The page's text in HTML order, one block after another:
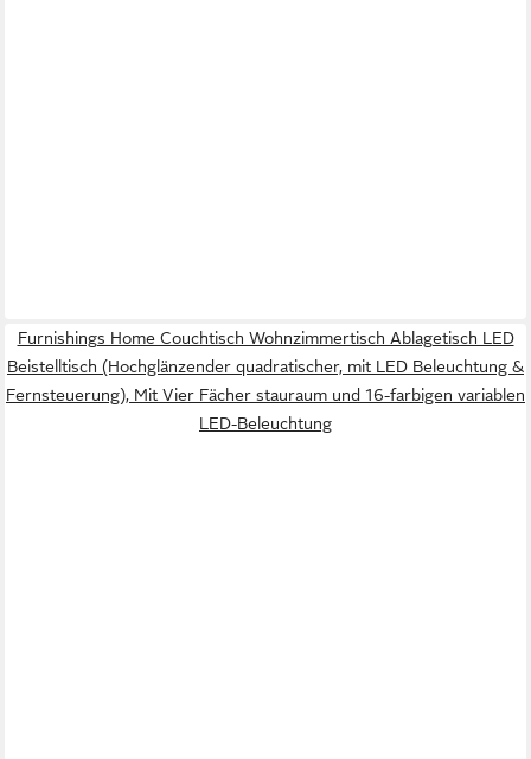
Furnishings Home Couchtisch Wohnzimmertisch Ablagetisch LED
Beistelltisch (Hochglänzender quadratischer, mit LED Beleuchtung &
Fernsteuerung), Mit Vier Fächer stauraum und 16-farbigen variablen
LED-Beleuchtung